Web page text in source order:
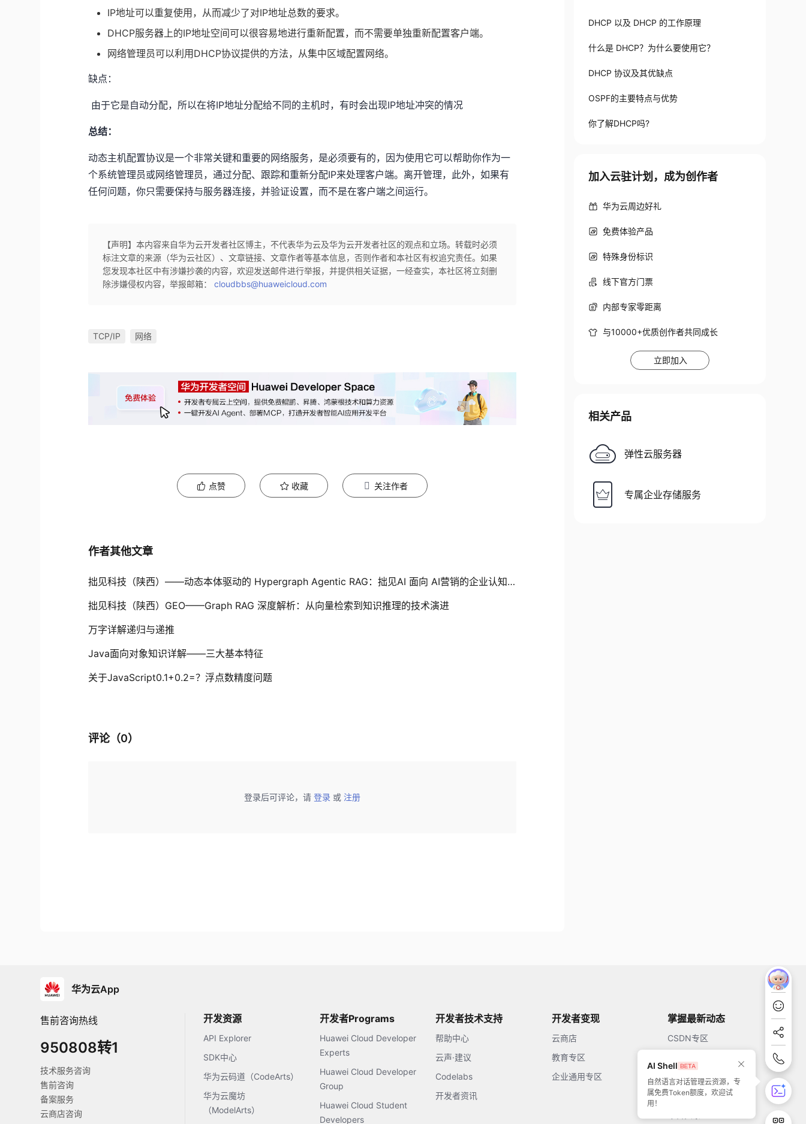
IP地址可以重复使用，从而减少了对IP地址总数的要求。
DHCP服务器上的IP地址空间可以很容易地进行重新配置，而不需要单独重新配置客户端。
网络管理员可以利用DHCP协议提供的方法，从集中区域配置网络。
缺点：
​ 由于它是自动分配，所以在将IP地址分配给不同的主机时，有时会出现IP地址冲突的情况
总结：
动态主机配置协议是一个非常关键和重要的网络服务，是必须要有的，因为使用它可以帮助你作为一
个系统管理员或网络管理员，通过分配、跟踪和重新分配IP来处理客户端。离开管理，此外，如果有
任何问题，你只需要保持与服务器连接，并验证设置，而不是在客户端之间运行。
【声明】本内容来自华为云开发者社区博主，不代表华为云及华为云开发者社区的观点和立场。转载时必须
标注文章的来源（华为云社区）、文章链接、文章作者等基本信息，否则作者和本社区有权追究责任。如果
您发现本社区中有涉嫌抄袭的内容，欢迎发送邮件进行举报，并提供相关证据，一经查实，本社区将立刻删
除涉嫌侵权内容，举报邮箱：cloudbbs@huaweicloud.com
TCP/IP 网络
点赞 收藏 关注作者
作者其他文章
拙见科技（陕西）——动态本体驱动的 Hypergraph Agentic RAG：拙见AI 面向 AI营销的企业认知系统
拙见科技（陕西）GEO——Graph RAG 深度解析：从向量检索到知识推理的技术演进
万字详解递归与递推
Java面向对象知识详解——三大基本特征
关于JavaScript0.1+0.2=？浮点数精度问题
评论（0）
登录后可评论，请 登录 或 注册
DHCP 以及 DHCP 的工作原理
什么是 DHCP？为什么要使用它？
DHCP 协议及其优缺点
OSPF的主要特点与优势
你了解DHCP吗?
加入云驻计划，成为创作者
华为云周边好礼
免费体验产品
特殊身份标识
线下官方门票
内部专家零距离
与10000+优质创作者共同成长
立即加入
相关产品
弹性云服务器
专属企业存储服务
AI Shell
自然语言对话管理云资源，专
属免费Token额度，欢迎试
用！
华为云App
售前咨询热线
950808转1
技术服务咨询
售前咨询
备案服务
云商店咨询
开发资源
API Explorer
SDK中心
华为云码道（CodeArts）
华为云魔坊
（ModelArts）
开发者Programs
Huawei Cloud Developer
Experts
Huawei Cloud Developer
Group
Huawei Cloud Student
Developers
开发者技术支持
帮助中心
云声·建议
Codelabs
开发者资讯
开发者变现
云商店
教育专区
企业通用专区
掌握最新动态
CSDN专区
开源中国
51CTO